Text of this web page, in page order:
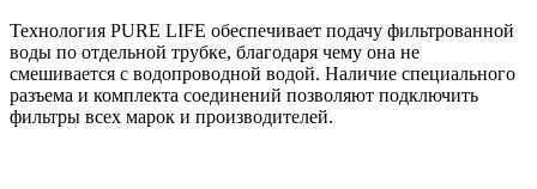
Технология PURE LIFE обеспечивает подачу фильтрованной
воды по отдельной трубке, благодаря чему она не
смешивается с водопроводной водой. Наличие специального
разъема и комплекта соединений позволяют подключить
фильтры всех марок и производителей.